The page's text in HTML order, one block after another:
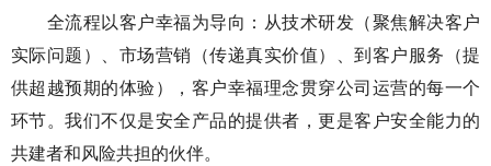
全流程以客户幸福为导向：从技术研发（聚焦解决客户
实际问题）、市场营销（传递真实价值）、到客户服务（提
供超越预期的体验），客户幸福理念贯穿公司运营的每一个
环节。我们不仅是安全产品的提供者，更是客户安全能力的
共建者和风险共担的伙伴。